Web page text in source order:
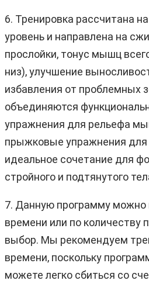
6. Тренировка рассчитана
уровень и направлена на
прослойки, тонус мышц
низ), улучшение
избавления от проблемных
объединяются
упражнения для рельефа
прыжковые упражнения
идеальное сочетание для
стройного и подтянутого
7. Данную программу можно
времени или по количеству
выбор. Мы рекомендуем
времени, поскольку
можете легко сбиться со